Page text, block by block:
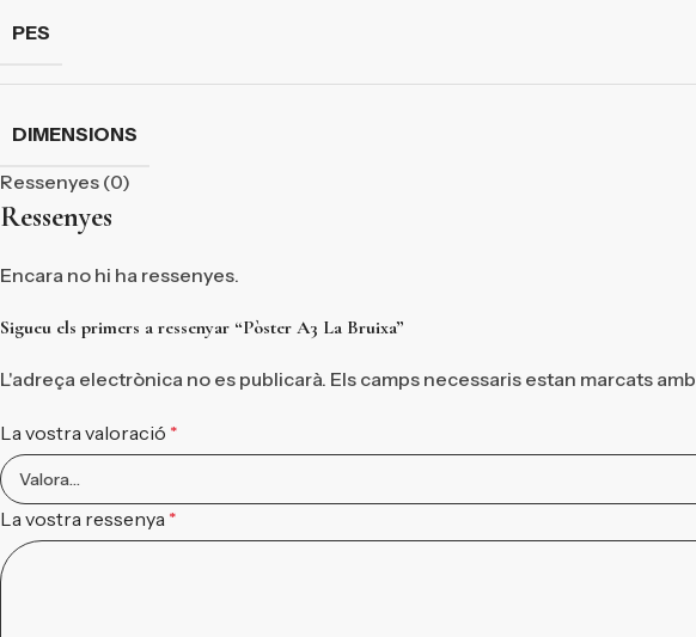
PES
DIMENSIONS
Ressenyes (0)
Ressenyes
Encara no hi ha ressenyes.
Sigueu els primers a ressenyar “Pòster A3 La Bruixa”
L'adreça electrònica no es publicarà. Els camps necessaris estan marcats amb
La vostra valoració *
La vostra ressenya *